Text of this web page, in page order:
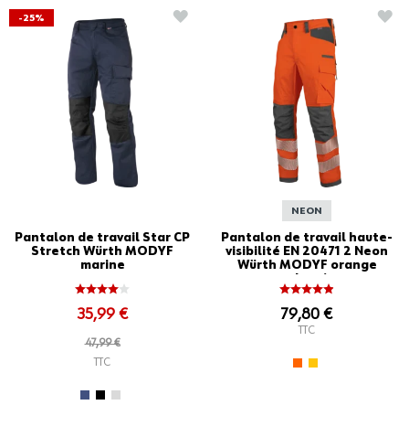
-25%
Pantalon de travail Star CP
Stretch Würth MODYF
marine
35,99 €
47,99 €
TTC
AJOUTER À LA LISTE D'ACHATS
NEON
Pantalon de travail haute-
visibilité EN 20471 2 Neon
Würth MODYF orange
anthracite
79,80 €
TTC